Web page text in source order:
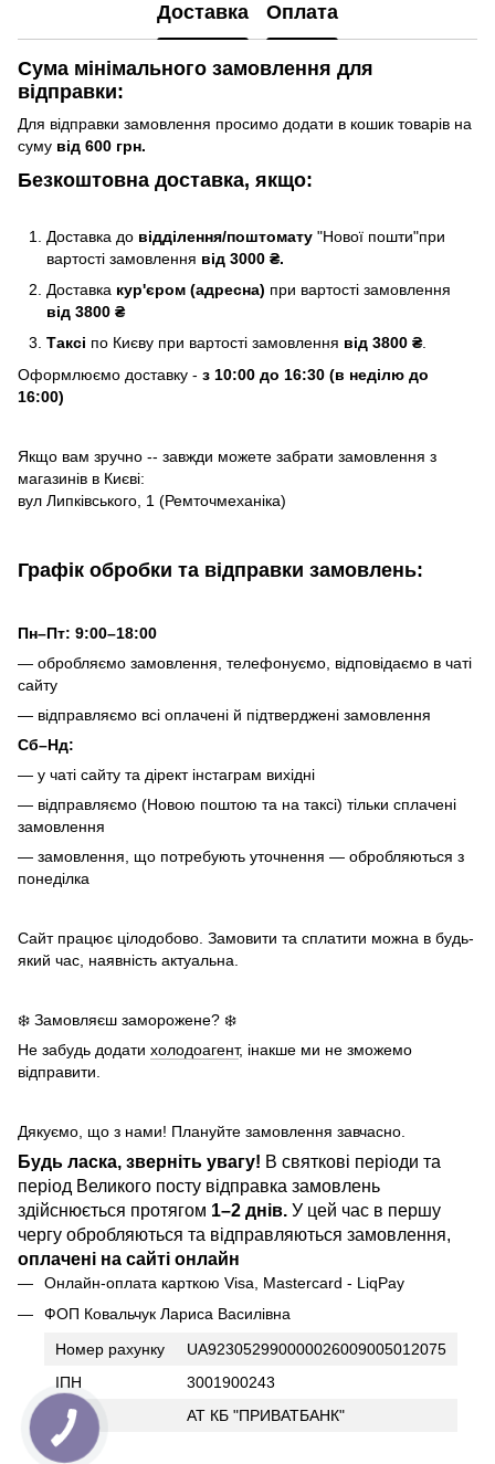
Доставка Оплата
Сума мінімального замовлення для
відправки:
Для відправки замовлення просимо додати в кошик товарів на
суму від 600 грн.
Безкоштовна доставка, якщо:
Доставка до відділення/поштомату "Нової пошти"при
вартості замовлення від 3000 ₴.
Доставка кур'єром (адресна) при вартості замовлення
від 3800 ₴
Таксі по Києву при вартості замовлення від 3800 ₴.
Оформлюємо доставку - з 10:00 до 16:30 (в неділю до
16:00)
Якщо вам зручно -- завжди можете забрати замовлення з
магазинів в Києві:
вул Липківського, 1 (Ремточмеханіка)
Графік обробки та відправки замовлень:
Пн–Пт: 9:00–18:00
— обробляємо замовлення, телефонуємо, відповідаємо в чаті
сайту
— відправляємо всі оплачені й підтверджені замовлення
Сб–Нд:
— у чаті сайту та дірект інстаграм вихідні
— відправляємо (Новою поштою та на таксі) тільки сплачені
замовлення
— замовлення, що потребують уточнення — обробляються з
понеділка
Сайт працює цілодобово. Замовити та сплатити можна в будь-
який час, наявність актуальна.
❄️ Замовляєш заморожене? ❄️
Не забудь додати холодоагент, інакше ми не зможемо
відправити.
Дякуємо, що з нами! Плануйте замовлення завчасно.
Будь ласка, зверніть увагу! В святкові періоди та
період Великого посту відправка замовлень
здійснюється протягом 1–2 днів. У цей час в першу
чергу обробляються та відправляються замовлення,
оплачені на сайті онлайн
Онлайн-оплата карткою Visa, Mastercard - LiqPay
ФОП Ковальчук Лариса Василівна
Номер рахунку
UA923052990000026009005012075
ІПН
3001900243
Банк
АТ КБ "ПРИВАТБАНК"